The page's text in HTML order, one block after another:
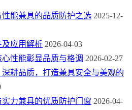
能兼具的品质防护之选 2025-12-
应用解析 2026-04-03
性能彰显品质与格调 2026-02-27
耕品质，打造兼具安全与美观的
力兼具的优质防护门窗 2026-04-